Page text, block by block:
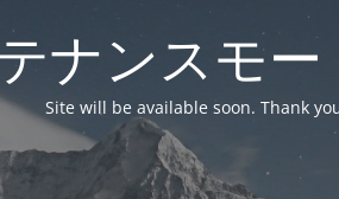
ナンスモ
Site will be available soon. Thank